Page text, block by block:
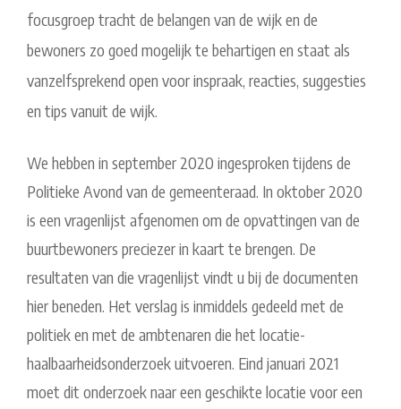
focusgroep tracht de belangen van de wijk en de
bewoners zo goed mogelijk te behartigen en staat als
vanzelfsprekend open voor inspraak, reacties, suggesties
en tips vanuit de wijk.
We hebben in september 2020 ingesproken tijdens de
Politieke Avond van de gemeenteraad. In oktober 2020
is een vragenlijst afgenomen om de opvattingen van de
buurtbewoners preciezer in kaart te brengen. De
resultaten van die vragenlijst vindt u bij de documenten
hier beneden. Het verslag is inmiddels gedeeld met de
politiek en met de ambtenaren die het locatie-
haalbaarheidsonderzoek uitvoeren. Eind januari 2021
moet dit onderzoek naar een geschikte locatie voor een